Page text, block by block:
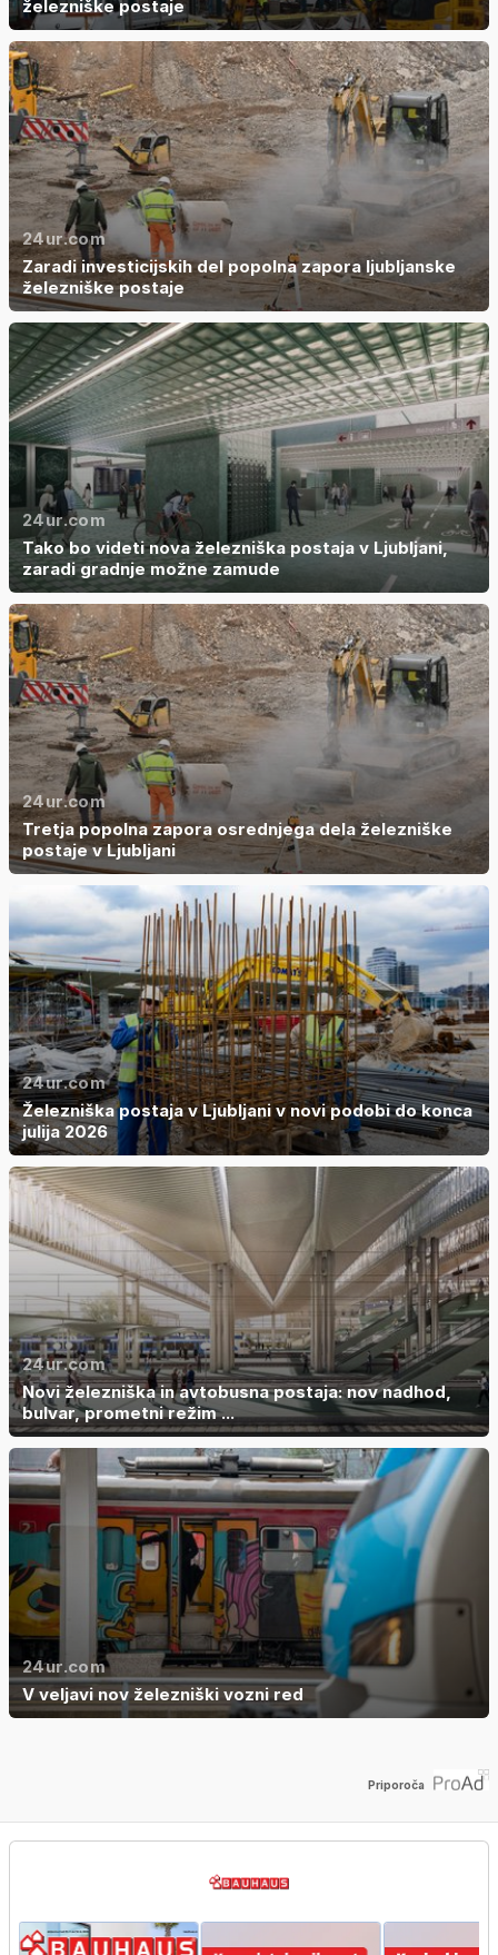
železniške postaje
24ur.com
Zaradi investicijskih del popolna zapora ljubljanske
železniške postaje
24ur.com
Tako bo videti nova železniška postaja v Ljubljani,
zaradi gradnje možne zamude
24ur.com
Tretja popolna zapora osrednjega dela železniške
postaje v Ljubljani
24ur.com
Železniška postaja v Ljubljani v novi podobi do konca
julija 2026
24ur.com
Novi železniška in avtobusna postaja: nov nadhod,
bulvar, prometni režim ...
24ur.com
V veljavi nov železniški vozni red
Priporoča